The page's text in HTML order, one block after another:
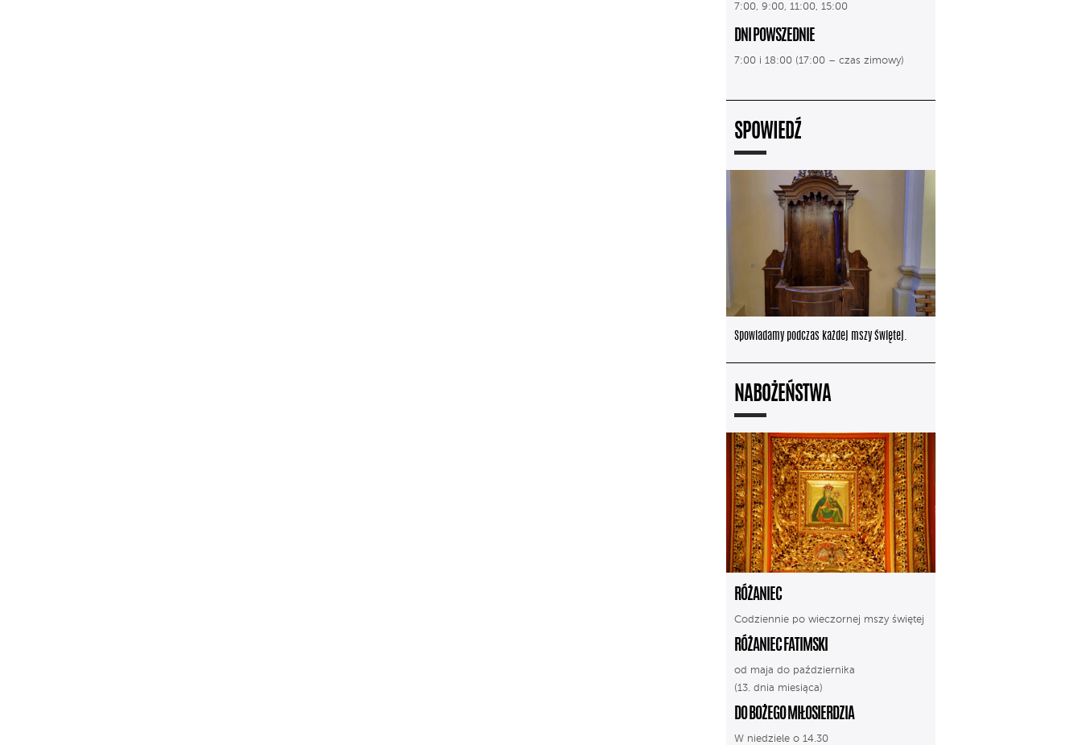
7:00, 9:00, 11:00, 15:00
DNI POWSZEDNIE
7:00 i 18:00 (17:00 – czas zimowy)
SPOWIEDŹ
Spowiadamy podczas każdej mszy świętej.
NABOŻEŃSTWA
RÓŻANIEC
Codziennie po wieczornej mszy świętej
RÓŻANIEC FATIMSKI
od maja do października
(13. dnia miesiąca)
DO BOŻEGO MIŁOSIERDZIA
W niedziele o 14.30